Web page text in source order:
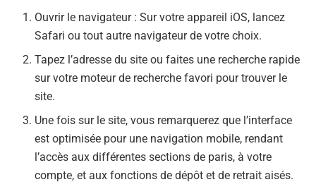
Ouvrir le navigateur : Sur votre appareil iOS, lancez
Safari ou tout autre navigateur de votre choix.
Tapez l’adresse du site ou faites une recherche rapide
sur votre moteur de recherche favori pour trouver le
site.
Une fois sur le site, vous remarquerez que l’interface
est optimisée pour une navigation mobile, rendant
l’accès aux différentes sections de paris, à votre
compte, et aux fonctions de dépôt et de retrait aisés.